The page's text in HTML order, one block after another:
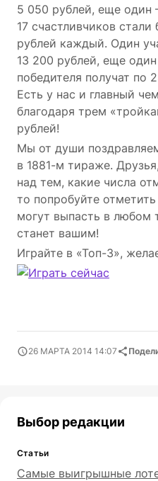
5 050 рублей, еще один
17 счастливчиков стали
рублей каждый. Один
13 200 рублей, еще
победителя получат по
Есть у нас и главный
благодаря трем
рублей!
Мы от души
в 1881-м тираже.
над тем, какие числа
то попробуйте
могут выпасть в
станет вашим!
Играйте в «Топ-3»,
26 МАРТА 2014 14:07
Выбор редакции
Статьи
Самые выигрышные